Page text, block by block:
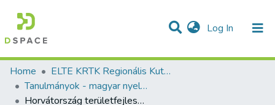
Log In (current)
Communities & Collections
Statistics
All of DSpace
Home
ELTE KRTK Regionális Kutatások Intézete
Tanulmányok - magyar nyelvű (RKI)
Horvátország területfejlesztési eszköz- és intézményrendszerének rövid áttekintése a függetlenségtől napjainkig